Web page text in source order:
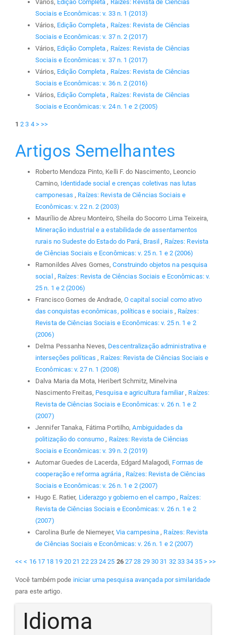
Vários, Edição Completa, Raízes: Revista de Ciências
Sociais e Econômicas: v. 33 n. 1 (2013)
Vários, Edição Completa, Raízes: Revista de Ciências
Sociais e Econômicas: v. 37 n. 2 (2017)
Vários, Edição Completa, Raízes: Revista de Ciências
Sociais e Econômicas: v. 37 n. 1 (2017)
Vários, Edição Completa, Raízes: Revista de Ciências
Sociais e Econômicas: v. 36 n. 2 (2016)
Vários, Edição Completa, Raízes: Revista de Ciências
Sociais e Econômicas: v. 24 n. 1 e 2 (2005)
1 2 3 4 > >>
Artigos Semelhantes
Roberto Mendoza Pinto, Kelli F. do Nascimento, Leoncio
Camino, Identidade social e crenças coletivas nas lutas
camponesas, Raízes: Revista de Ciências Sociais e
Econômicas: v. 22 n. 2 (2003)
Maurílio de Abreu Monteiro, Sheila do Socorro Lima Teixeira,
Mineração industrial e a estabilidade de assentamentos
rurais no Sudeste do Estado do Pará, Brasil, Raízes: Revista
de Ciências Sociais e Econômicas: v. 25 n. 1 e 2 (2006)
Ramonildes Alves Gomes,Construindo objetos na pesquisa
social , Raízes: Revista de Ciências Sociais e Econômicas: v.
25 n. 1 e 2 (2006)
Francisco Gomes de Andrade, O capital social como ativo
das conquistas econômicas, políticas e sociais , Raízes:
Revista de Ciências Sociais e Econômicas: v. 25 n. 1 e 2
(2006)
Delma Pessanha Neves, Descentralização administrativa e
interseções políticas, Raízes: Revista de Ciências Sociais e
Econômicas: v. 27 n. 1 (2008)
Dalva Maria da Mota, Heribert Schmitz, Minelvina
Nascimento Freitas, Pesquisa e agricultura familiar, Raízes:
Revista de Ciências Sociais e Econômicas: v. 26 n. 1 e 2
(2007)
Jennifer Tanaka, Fátima Portilho,Ambiguidades da
politização do consumo, Raízes: Revista de Ciências
Sociais e Econômicas: v. 39 n. 2 (2019)
Automar Guedes de Lacerda, Edgard Malagodi, Formas de
cooperação e reforma agrária , Raízes: Revista de Ciências
Sociais e Econômicas: v. 26 n. 1 e 2 (2007)
Hugo E. Ratier, Liderazgo y gobierno en el campo , Raízes:
Revista de Ciências Sociais e Econômicas: v. 26 n. 1 e 2
(2007)
Carolina Burle de Niemeyer, Via campesina, Raízes: Revista
de Ciências Sociais e Econômicas: v. 26 n. 1 e 2 (2007)
<< < 16 17 18 19 20 21 22 23 24 25 26 27 28 29 30 31 32 33 34 35 > >>
Você também pode iniciar uma pesquisa avançada por similaridade
para este artigo.
Idioma